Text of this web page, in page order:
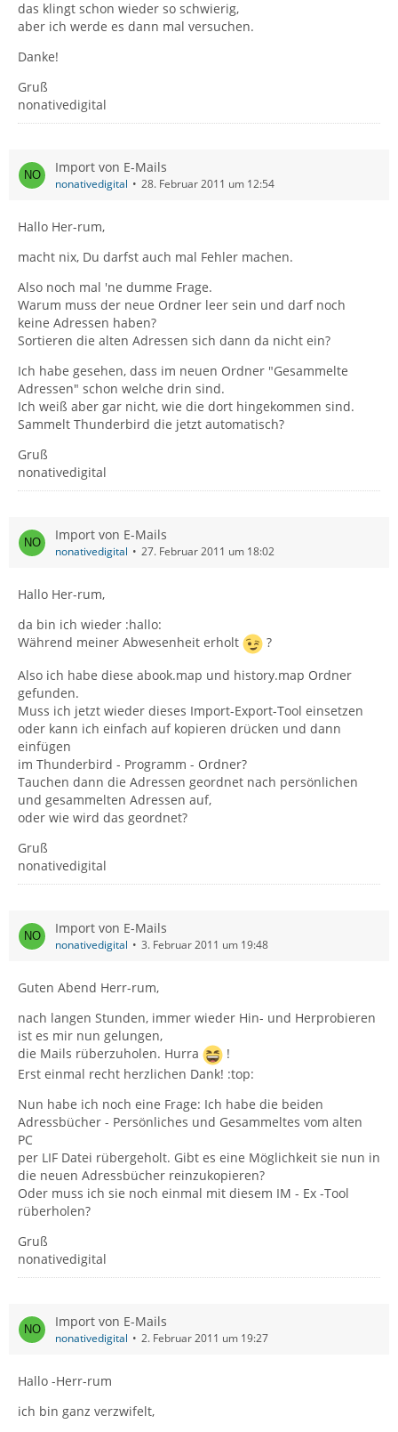
das klingt schon wieder so schwierig,
aber ich werde es dann mal versuchen.
Danke!
Gruß
nonativedigital
Import von E-Mails
nonativedigital 28. Februar 2011 um 12:54
Hallo Her-rum,
macht nix, Du darfst auch mal Fehler machen.
Also noch mal 'ne dumme Frage.
Warum muss der neue Ordner leer sein und darf noch
keine Adressen haben?
Sortieren die alten Adressen sich dann da nicht ein?
Ich habe gesehen, dass im neuen Ordner "Gesammelte
Adressen" schon welche drin sind.
Ich weiß aber gar nicht, wie die dort hingekommen sind.
Sammelt Thunderbird die jetzt automatisch?
Gruß
nonativedigital
Import von E-Mails
nonativedigital 27. Februar 2011 um 18:02
Hallo Her-rum,
da bin ich wieder :hallo:
Während meiner Abwesenheit erholt
?
Also ich habe diese abook.map und history.map Ordner
gefunden.
Muss ich jetzt wieder dieses Import-Export-Tool einsetzen
oder kann ich einfach auf kopieren drücken und dann
einfügen
im Thunderbird - Programm - Ordner?
Tauchen dann die Adressen geordnet nach persönlichen
und gesammelten Adressen auf,
oder wie wird das geordnet?
Gruß
nonativedigital
Import von E-Mails
nonativedigital 3. Februar 2011 um 19:48
Guten Abend Herr-rum,
nach langen Stunden, immer wieder Hin- und Herprobieren
ist es mir nun gelungen,
die Mails rüberzuholen. Hurra
!
Erst einmal recht herzlichen Dank! :top:
Nun habe ich noch eine Frage: Ich habe die beiden
Adressbücher - Persönliches und Gesammeltes vom alten
PC
per LIF Datei rübergeholt. Gibt es eine Möglichkeit sie nun in
die neuen Adressbücher reinzukopieren?
Oder muss ich sie noch einmal mit diesem IM - Ex -Tool
rüberholen?
Gruß
nonativedigital
Import von E-Mails
nonativedigital 2. Februar 2011 um 19:27
Hallo -Herr-rum
ich bin ganz verzwifelt,